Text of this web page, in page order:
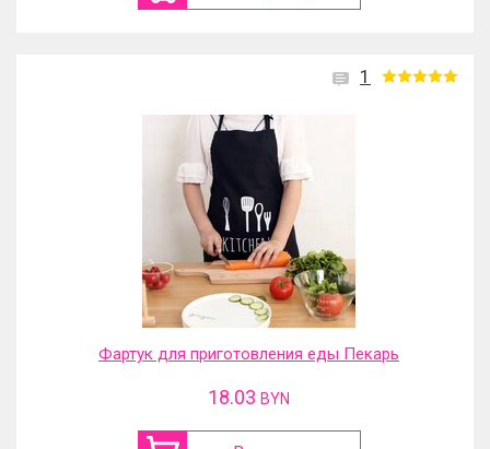
1
Фартук для приготовления еды Пекарь
18.03 BYN